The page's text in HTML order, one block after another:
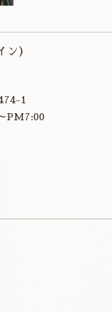
）
1
PM7:00